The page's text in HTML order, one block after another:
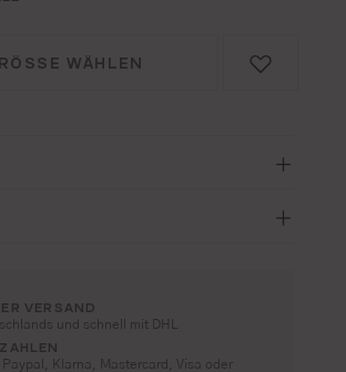
WÄHLEN
VERSAND
und schnell mit DHL
Klarna, Mastercard, Visa oder